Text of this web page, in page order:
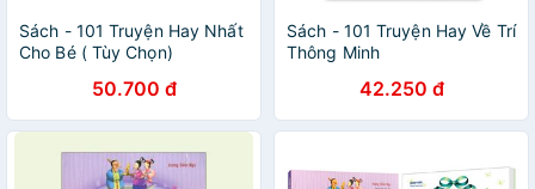
Sách - 101 Truyện Hay Nhất
Cho Bé ( Tùy Chọn)
50.700 đ
Sách - 101 Truyện Hay Về Trí
Thông Minh
42.250 đ